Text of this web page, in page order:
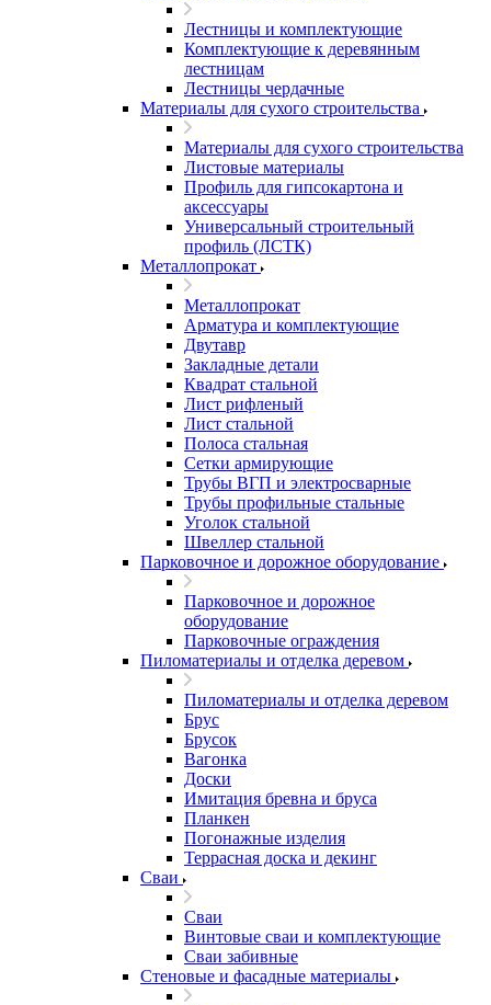
Лестницы и комплектующие
Комплектующие к деревянным
лестницам
Лестницы чердачные
Материалы для сухого строительства
Материалы для сухого строительства
Листовые материалы
Профиль для гипсокартона и
аксессуары
Универсальный строительный
профиль (ЛСТК)
Металлопрокат
Металлопрокат
Арматура и комплектующие
Двутавр
Закладные детали
Квадрат стальной
Лист рифленый
Лист стальной
Полоса стальная
Сетки армирующие
Трубы ВГП и электросварные
Трубы профильные стальные
Уголок стальной
Швеллер стальной
Парковочное и дорожное оборудование
Парковочное и дорожное
оборудование
Парковочные ограждения
Пиломатериалы и отделка деревом
Пиломатериалы и отделка деревом
Брус
Брусок
Вагонка
Доски
Имитация бревна и бруса
Планкен
Погонажные изделия
Террасная доска и декинг
Сваи
Сваи
Винтовые сваи и комплектующие
Сваи забивные
Стеновые и фасадные материалы